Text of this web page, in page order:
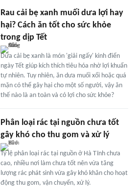
Rau cải bẹ xanh muối dưa lợi hay
hại? Cách ăn tốt cho sức khỏe
trong dịp Tết
Dưa cải bẹ xanh là món 'giải ngấy' kinh điển
ngày Tết giúp kích thích tiêu hóa nhờ lợi khuẩn
tự nhiên. Tuy nhiên, ăn dưa muối xổi hoặc quá
mặn có thể gây hại cho một số người, vậy ăn
thế nào là an toàn và có lợi cho sức khỏe?
Phân loại rác tại nguồn chưa tốt
gây khó cho thu gom và xử lý
Tỷ lệ phân loại rác tại nguồn ở Hà Tĩnh chưa
cao, nhiều nơi làm chưa tốt nên vừa tăng
lượng rác phát sinh vừa gây khó khăn cho hoạt
động thu gom, vận chuyển, xử lý.